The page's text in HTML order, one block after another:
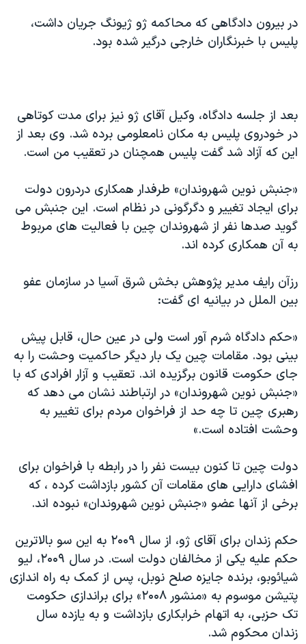
در بیرون دادگاهی که محاکمه ژو ژیونگ جریان داشت،
پلیس با خبرنگاران خارجی درگیر شده بود.
بعد از جلسه دادگاه، وکیل آقای ژو نیز برای مدت کوتاهی
در خودروی پلیس به مکان نامعلومی برده شد. وی بعد از
این که آزاد شد گفت پلیس همچنان در تعقیب من است.
«جنبش نوین شهروندان» طرفدار همکاری دردرون دولت
برای ایجاد تغییر و دگرگونی در نظام است. این جنبش می
گوید صدها نفر از شهروندان چین با فعالیت های مربوط
به آن همکاری کرده اند.
رزآن رایف مدیر پژوهش بخش شرق آسیا در سازمان عفو
بین الملل در بیانیه ای گفت:
«حکم دادگاه شرم آور است ولی در عین حال، قابل پیش
بینی بود. مقامات چین یک بار دیگر حاکمیت وحشت را به
جای حکومت قانون برگزیده اند. تعقیب و آزار افرادی که با
«جنبش نوین شهروندان» در ارتباطند نشان می دهد که
رهبری چین تا چه حد از فراخوان مردم برای تغییر به
وحشت افتاده است.»
دولت چین تا کنون بیست نفر را در رابطه با فراخوان برای
افشای دارایی های مقامات آن کشور بازداشت کرده ، که
برخی از آنها عضو «جنبش نوین شهروندان» نبوده اند.
حکم زندان برای آقای ژو، از سال ۲۰۰۹ به این سو بالاترین
حکم علیه یکی از مخالفان دولت است. در سال ۲۰۰۹، لیو
شیائوبو، برنده جایزه صلح نوبل، پس از کمک به راه اندازی
پتیشن موسوم به «منشور ۲۰۰۸» برای براندازی حکومت
تک حزبی، به اتهام خرابکاری بازداشت و به یازده سال
زندان محکوم شد.